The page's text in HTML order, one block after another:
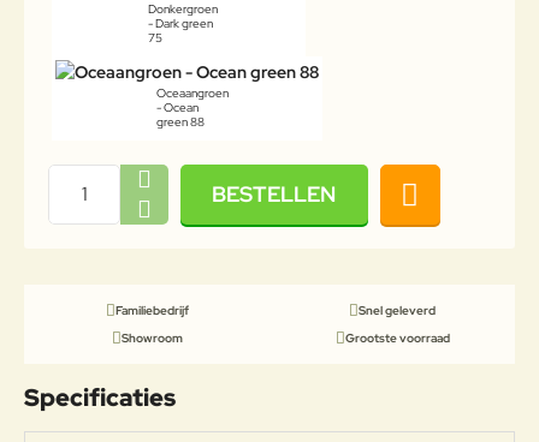
Donkergroen
- Dark green
75
Oceaangroen
- Ocean
green 88
BESTELLEN
Familiebedrijf
Snel geleverd
Showroom
Grootste voorraad
Specificaties